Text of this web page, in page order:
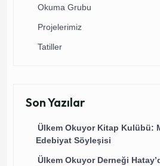
Okuma Grubu
Projelerimiz
Tatiller
Son Yazılar
Ülkem Okuyor Kitap Kulübü:
Edebiyat Söyleşisi
Ülkem Okuyor Derneği